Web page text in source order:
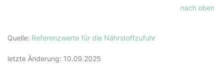
nach oben
Quelle: Referenzwerte für die Nährstoffzufuhr
letzte Änderung: 10.09.2025